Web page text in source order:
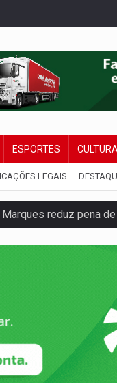
ESPORTES CULTURA
LEGAIS
Museólogo Antônio
candidata a
regularização
Rondônia
da Seinfra de Porto
consultas e exames